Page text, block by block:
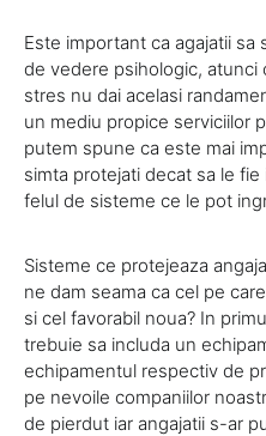
Este important ca agajatii
de vedere psihologic, atunci
stres nu dai acelasi
un mediu propice serviciilor
putem spune ca este mai
simta protejati decat sa le
felul de sisteme ce le pot
Sisteme ce protejeaza
ne dam seama ca cel pe
si cel favorabil noua? In
trebuie sa includa un
echipamentul respectiv de
pe nevoile companiilor
de pierdut iar angajatii s-ar